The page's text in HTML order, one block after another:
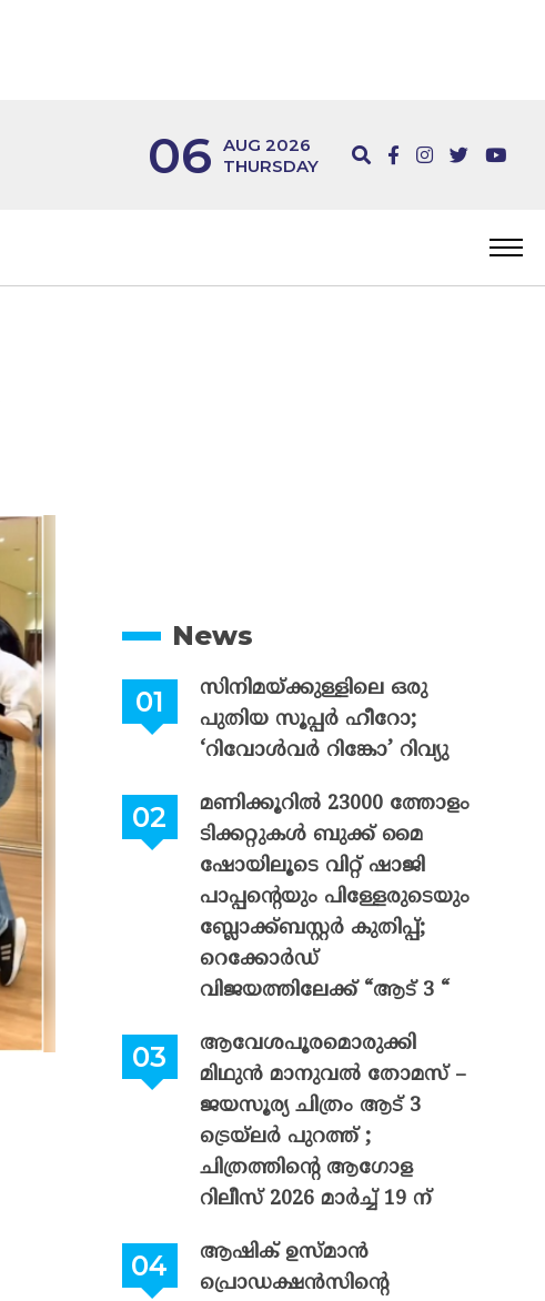
06 AUG 2026
THURSDAY
News
സിനിമയ്ക്കുള്ളിലെ ഒരു
പുതിയ സൂപ്പർ ഹീറോ;
‘റിവോൾവർ റിങ്കോ’ റിവ്യു
മണിക്കൂറിൽ 23000 ത്തോളം
ടിക്കറ്റുകൾ ബുക്ക് മൈ
ഷോയിലൂടെ വിറ്റ് ഷാജി
പാപ്പന്റെയും പിള്ളേരുടെയും
ബ്ലോക്ക്ബസ്റ്റർ കുതിപ്പ്;
റെക്കോർഡ്
വിജയത്തിലേക്ക് “ആട് 3 “
ആവേശപൂരമൊരുക്കി
മിഥുൻ മാനുവൽ തോമസ് –
ജയസൂര്യ ചിത്രം ആട് 3
ട്രെയ്‌ലർ പുറത്ത് ;
ചിത്രത്തിന്റെ ആഗോള
റിലീസ് 2026 മാർച്ച് 19 ന്
ആഷിക് ഉസ്മാൻ
പ്രൊഡക്ഷൻസിന്റെ